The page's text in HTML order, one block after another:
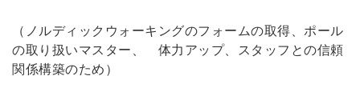
（ノルディックウォーキングのフォームの取得、ポール
の取り扱いマスター、 体力アップ、スタッフとの信頼
関係構築のため）